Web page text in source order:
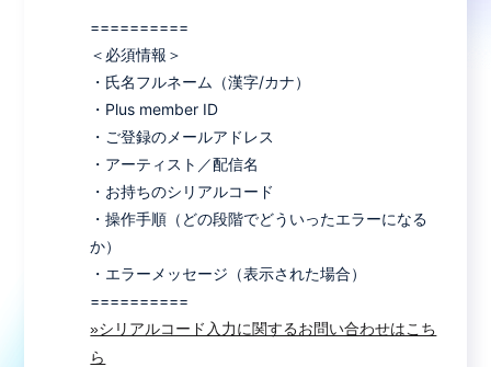
==========
＜必須情報＞
・氏名フルネーム（漢字/カナ）
・Plus member ID
・ご登録のメールアドレス
・アーティスト／配信名
・お持ちのシリアルコード
・操作手順（どの段階でどういったエラーになる
か）
・エラーメッセージ（表示された場合）
==========
»シリアルコード入力に関するお問い合わせはこち
ら